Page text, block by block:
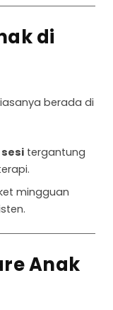
di
berada di
sesi tergantung
mingguan
Anak